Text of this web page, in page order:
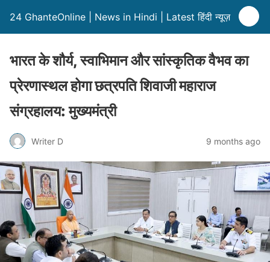
24 GhanteOnline | News in Hindi | Latest हिंदी न्यूज़
भारत के शौर्य, स्वाभिमान और सांस्कृतिक वैभव का
प्रेरणास्थल होगा छत्रपति शिवाजी महाराज
संग्रहालय: मुख्यमंत्री
Writer D 9 months ago